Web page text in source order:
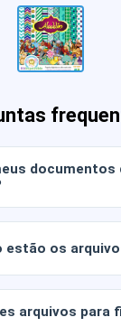
documentos
link enviado
estão os
também
arquivos para